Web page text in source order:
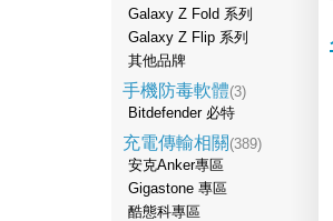
Galaxy Z Fold 系列
Galaxy Z Flip 系列
其他品牌
手機防毒軟體(3)
Bitdefender 必特
充電傳輸相關 (389)
安克Anker專區
Gigastone 專區
酷態科專區